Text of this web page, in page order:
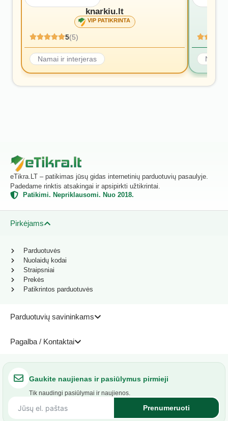
knarkiu.lt
VIP PATIKRINTA
5(5)
Namai ir interjeras
eTikra.LT – patikimas jūsų gidas internetinių parduotuvių pasaulyje.
Padedame rinktis atsakingai ir apsipirkti užtikrintai.
Patikimi. Nepriklausomi. Nuo 2018.
Pirkėjams
Parduotuvių savininkams
Pagalba / Kontaktai
Parduotuvės
Nuolaidų kodai
Straipsniai
Prekės
Patikrintos parduotuvės
Gaukite naujienas ir pasiūlymus pirmieji
Tik naudingi pasiūlymai ir naujienos.
Prenumeruoti